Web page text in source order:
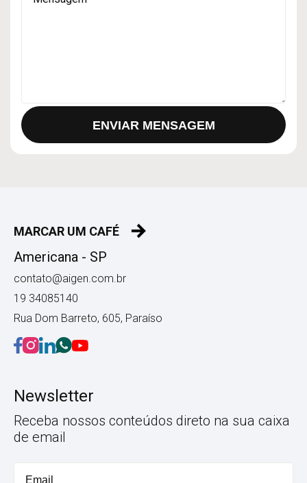
MARCAR UM CAFÉ
Americana - SP
contato@aigen.com.br
19 34085140
Rua Dom Barreto, 605, Paraíso
Newsletter
Receba nossos conteúdos direto na sua caixa
de email